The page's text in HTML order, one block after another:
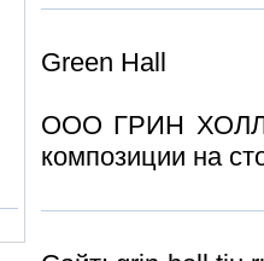
Green Hall
ООО ГРИН ХОЛЛ
композиции на